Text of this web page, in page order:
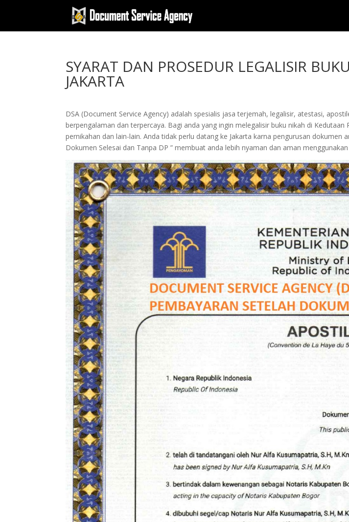
SYARAT DAN PROSEDUR LEGALISIR
JAKARTA
DSA (Document Service Agency) adalah spesialis jasa terjemah, legalisir, atestasi,
berpengalaman dan terpercaya. Bagi anda yang ingin melegalisir buku nikah di
pernikahan dan lain-lain. Anda tidak perlu datang ke Jakarta karna pengurusan dokumen
Dokumen Selesai dan Tanpa DP ” membuat anda lebih nyaman dan aman